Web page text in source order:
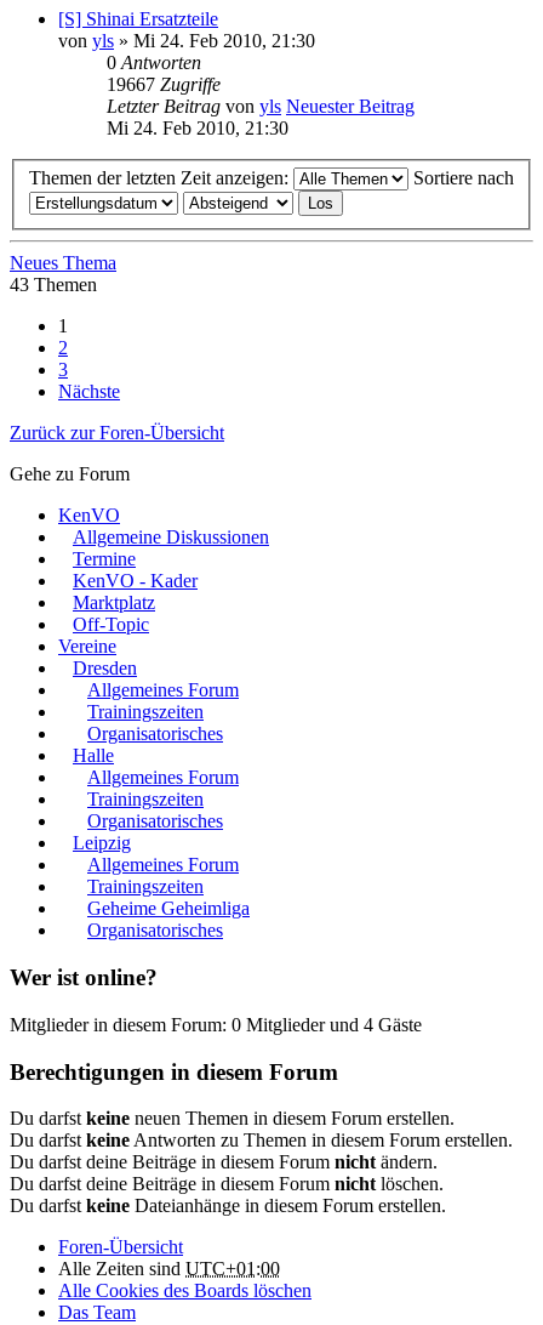
[S] Shinai Ersatzteile
von yls » Mi 24. Feb 2010, 21:30
0 Antworten
19667 Zugriffe
Letzter Beitrag von yls Neuester Beitrag
Mi 24. Feb 2010, 21:30
Themen der letzten Zeit anzeigen: Sortiere nach
Neues Thema
43 Themen
1
2
3
Nächste
Zurück zur Foren-Übersicht
Gehe zu Forum
KenVO
Allgemeine Diskussionen
Termine
KenVO - Kader
Marktplatz
Off-Topic
Vereine
Dresden
Allgemeines Forum
Trainingszeiten
Organisatorisches
Halle
Allgemeines Forum
Trainingszeiten
Organisatorisches
Leipzig
Allgemeines Forum
Trainingszeiten
Geheime Geheimliga
Organisatorisches
Wer ist online?
Mitglieder in diesem Forum: 0 Mitglieder und 4 Gäste
Berechtigungen in diesem Forum
Du darfst keine neuen Themen in diesem Forum erstellen.
Du darfst keine Antworten zu Themen in diesem Forum erstellen.
Du darfst deine Beiträge in diesem Forum nicht ändern.
Du darfst deine Beiträge in diesem Forum nicht löschen.
Du darfst keine Dateianhänge in diesem Forum erstellen.
Foren-Übersicht
Alle Zeiten sind UTC+01:00
Alle Cookies des Boards löschen
Das Team